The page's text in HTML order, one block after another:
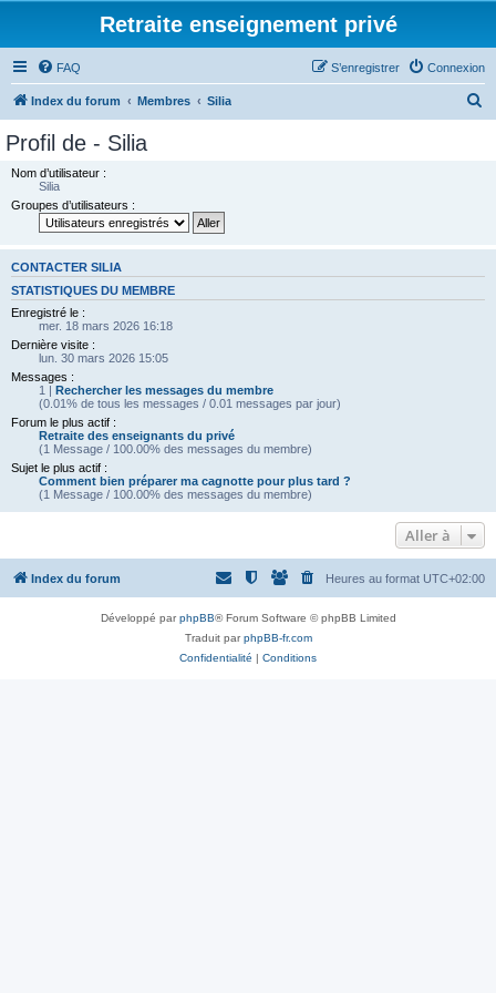
Retraite enseignement privé
FAQ Connexion
S’enregistrer
Index du forum Membres Silia
Profil de - Silia
Nom d’utilisateur :
Silia
Groupes d’utilisateurs :
CONTACTER SILIA
STATISTIQUES DU MEMBRE
Enregistré le :
mer. 18 mars 2026 16:18
Dernière visite :
lun. 30 mars 2026 15:05
Messages :
1 | Rechercher les messages du membre
(0.01% de tous les messages / 0.01 messages par jour)
Forum le plus actif :
Retraite des enseignants du privé
(1 Message / 100.00% des messages du membre)
Sujet le plus actif :
Comment bien préparer ma cagnotte pour plus tard ?
(1 Message / 100.00% des messages du membre)
Aller à
Index du forum Heures au format UTC+02:00
Développé parphpBB® Forum Software © phpBB Limited
Traduit parphpBB-fr.com
Confidentialité | Conditions